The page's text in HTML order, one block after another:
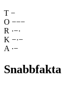
T −
O −−−
R ·−·
K −·−
A ·−
Snabbfakta